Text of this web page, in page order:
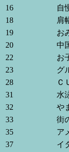
16
自
18
肩
19
お
20
中
22
お
23
グ
28
Ｃ
31
水
32
や
33
街
35
ア
37
イ